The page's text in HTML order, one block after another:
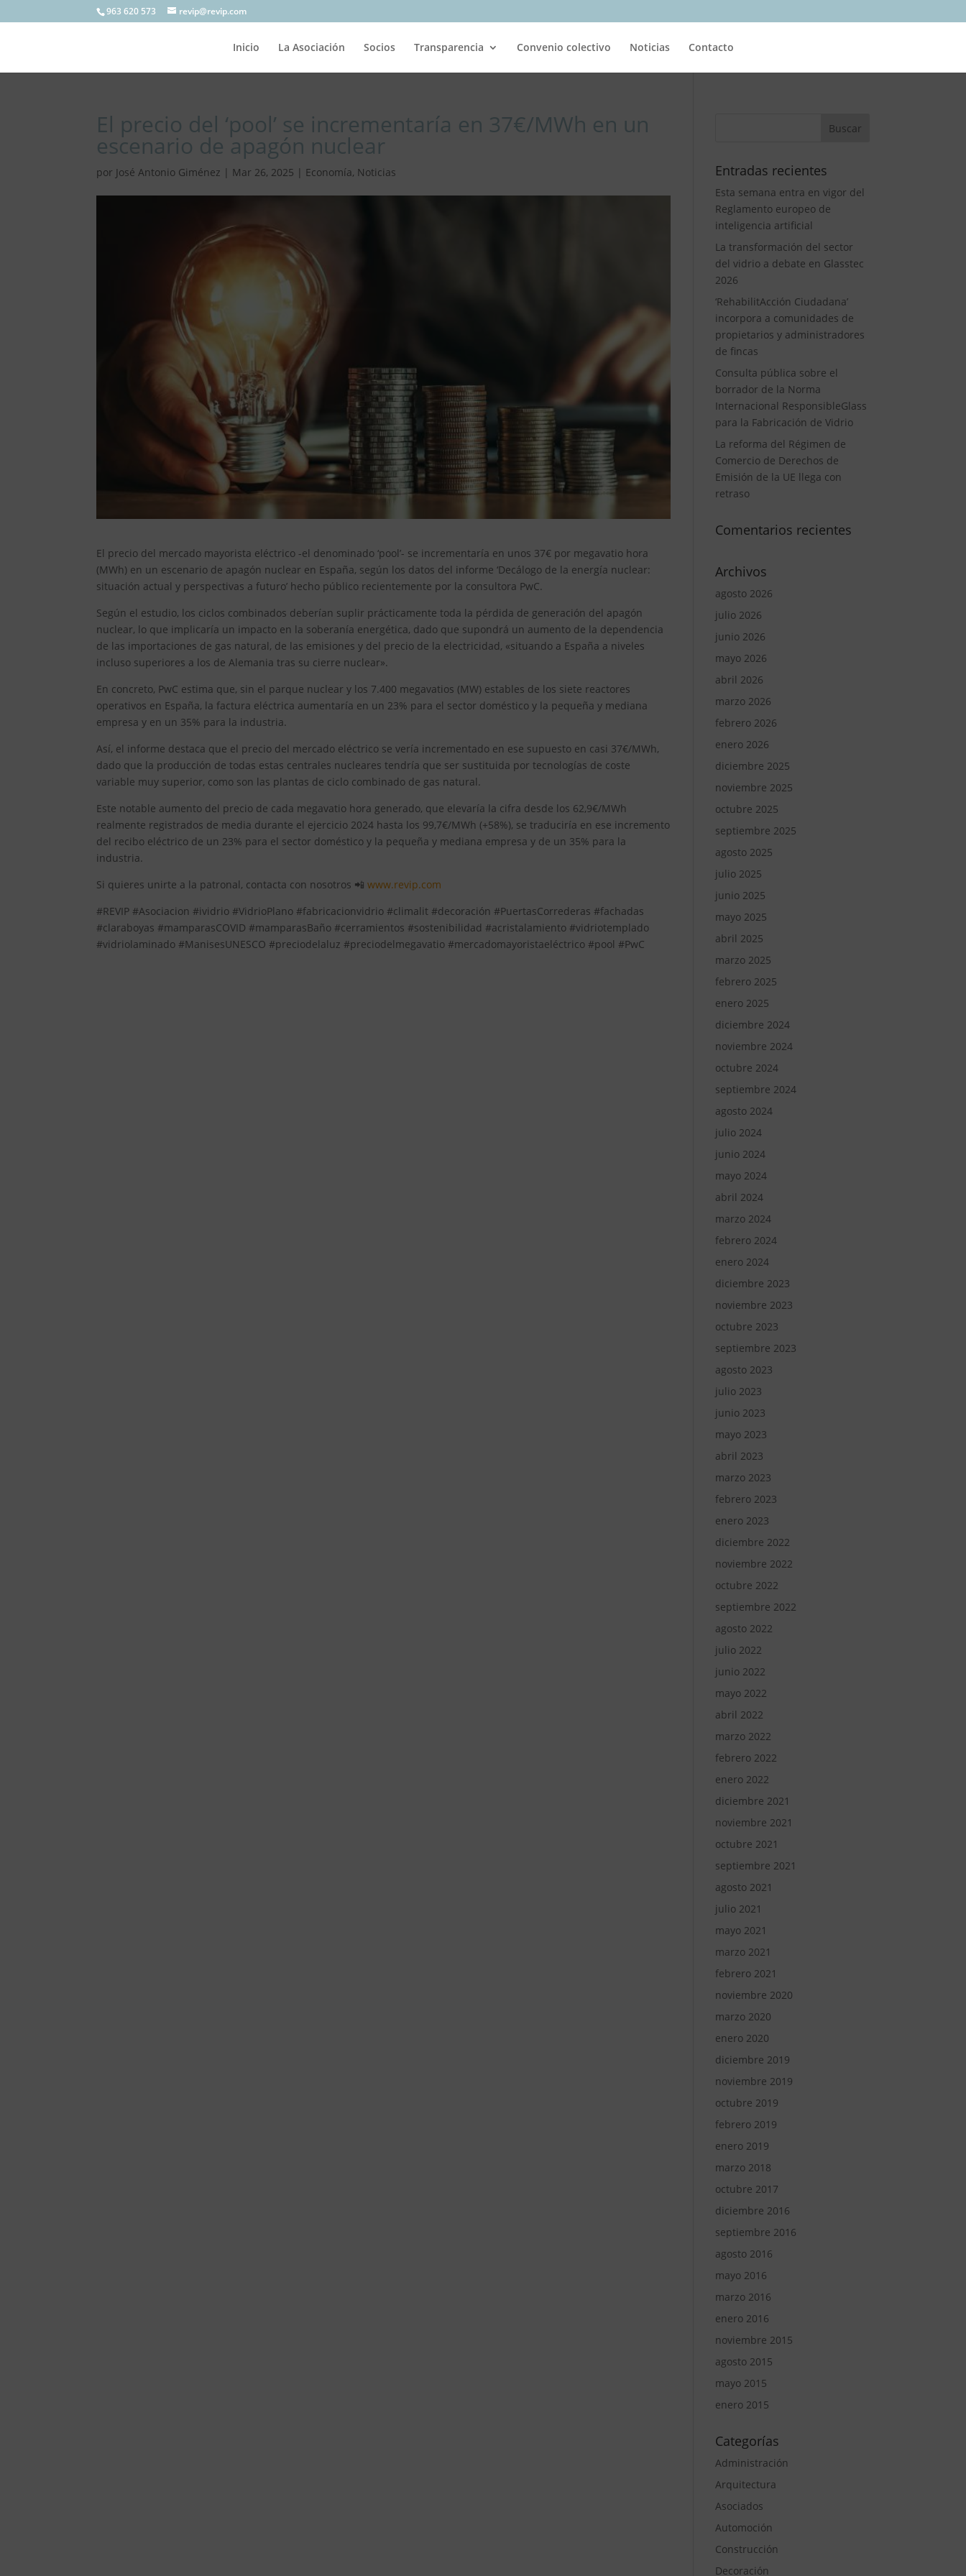
963 620 573 revip@revip.com
Inicio La Asociación Socios Transparencia Convenio colectivo Noticias Contacto
El precio del ‘pool’ se incrementaría en 37€/MWh en un
escenario de apagón nuclear
por José Antonio Giménez | Mar 26, 2025 | Economía, Noticias
El precio del mercado mayorista eléctrico -el denominado ‘pool’- se incrementaría en unos 37€ por megavatio hora
(MWh) en un escenario de apagón nuclear en España, según los datos del informe ‘Decálogo de la energía nuclear:
situación actual y perspectivas a futuro’ hecho público recientemente por la consultora PwC.
Según el estudio, los ciclos combinados deberían suplir prácticamente toda la pérdida de generación del apagón
nuclear, lo que implicaría un impacto en la soberanía energética, dado que supondrá un aumento de la dependencia
de las importaciones de gas natural, de las emisiones y del precio de la electricidad, «situando a España a niveles
incluso superiores a los de Alemania tras su cierre nuclear».
En concreto, PwC estima que, sin el parque nuclear y los 7.400 megavatios (MW) estables de los siete reactores
operativos en España, la factura eléctrica aumentaría en un 23% para el sector doméstico y la pequeña y mediana
empresa y en un 35% para la industria.
Así, el informe destaca que el precio del mercado eléctrico se vería incrementado en ese supuesto en casi 37€/MWh,
dado que la producción de todas estas centrales nucleares tendría que ser sustituida por tecnologías de coste
variable muy superior, como son las plantas de ciclo combinado de gas natural.
Este notable aumento del precio de cada megavatio hora generado, que elevaría la cifra desde los 62,9€/MWh
realmente registrados de media durante el ejercicio 2024 hasta los 99,7€/MWh (+58%), se traduciría en ese incremento
del recibo eléctrico de un 23% para el sector doméstico y la pequeña y mediana empresa y de un 35% para la
industria.
Si quieres unirte a la patronal, contacta con nosotros 📲www.revip.com
#REVIP #Asociacion #ividrio #VidrioPlano #fabricacionvidrio #climalit #decoración #PuertasCorrederas #fachadas
#claraboyas #mamparasCOVID #mamparasBaño #cerramientos #sostenibilidad #acristalamiento #vidriotemplado
#vidriolaminado #ManisesUNESCO #preciodelaluz #preciodelmegavatio #mercadomayoristaeléctrico #pool #PwC
Entradas recientes
Esta semana entra en vigor del
Reglamento europeo de
inteligencia artificial
La transformación del sector
del vidrio a debate en Glasstec
2026
‘RehabilitAcción Ciudadana’
incorpora a comunidades de
propietarios y administradores
de fincas
Consulta pública sobre el
borrador de la Norma
Internacional ResponsibleGlass
para la Fabricación de Vidrio
La reforma del Régimen de
Comercio de Derechos de
Emisión de la UE llega con
retraso
Comentarios recientes
Archivos
agosto 2026
julio 2026
junio 2026
mayo 2026
abril 2026
marzo 2026
febrero 2026
enero 2026
diciembre 2025
noviembre 2025
octubre 2025
septiembre 2025
agosto 2025
julio 2025
junio 2025
mayo 2025
abril 2025
marzo 2025
febrero 2025
enero 2025
diciembre 2024
noviembre 2024
octubre 2024
septiembre 2024
agosto 2024
julio 2024
junio 2024
mayo 2024
abril 2024
marzo 2024
febrero 2024
enero 2024
diciembre 2023
noviembre 2023
octubre 2023
septiembre 2023
agosto 2023
julio 2023
junio 2023
mayo 2023
abril 2023
marzo 2023
febrero 2023
enero 2023
diciembre 2022
noviembre 2022
octubre 2022
septiembre 2022
agosto 2022
julio 2022
junio 2022
mayo 2022
abril 2022
marzo 2022
febrero 2022
enero 2022
diciembre 2021
noviembre 2021
octubre 2021
septiembre 2021
agosto 2021
julio 2021
mayo 2021
marzo 2021
febrero 2021
noviembre 2020
marzo 2020
enero 2020
diciembre 2019
noviembre 2019
octubre 2019
febrero 2019
enero 2019
marzo 2018
octubre 2017
diciembre 2016
septiembre 2016
agosto 2016
mayo 2016
marzo 2016
enero 2016
noviembre 2015
agosto 2015
mayo 2015
enero 2015
Categorías
Administración
Arquitectura
Asociados
Automoción
Construcción
Decoración